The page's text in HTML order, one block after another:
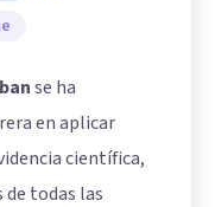
se ha
en aplicar
científica,
de todas las